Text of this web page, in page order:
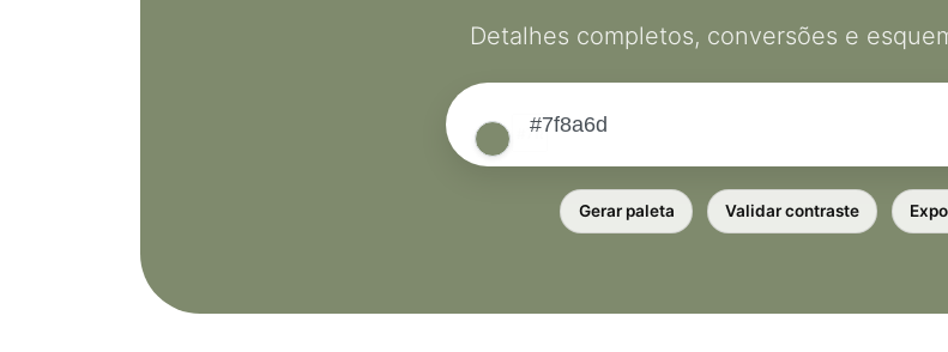
Detalhes completos, conversões e
Gerar paleta Validar contraste